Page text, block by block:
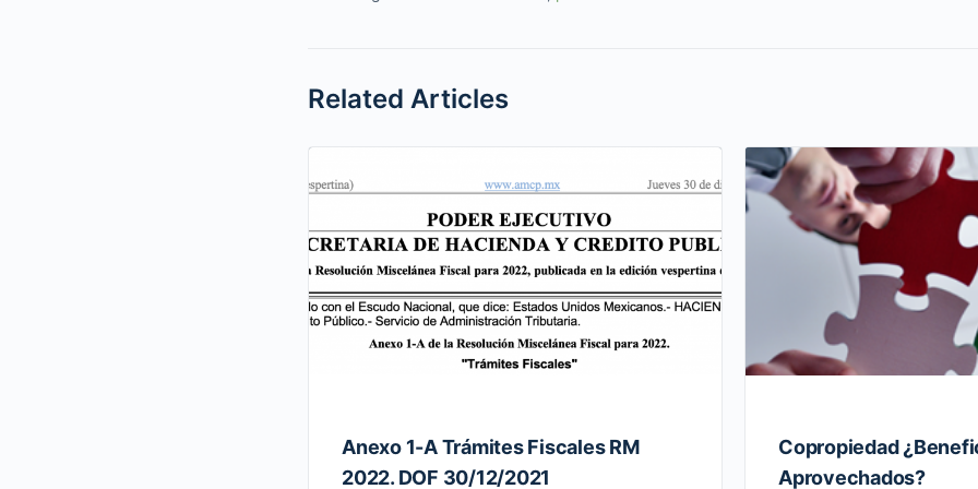
Related Articles
Anexo 1-A Trámites Fiscales RM
2022. DOF 30/12/2021
Copropiedad
Aprovechados?